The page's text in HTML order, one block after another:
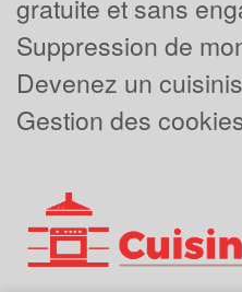
gratuite et sans
Suppression de
Devenez un
Gestion des